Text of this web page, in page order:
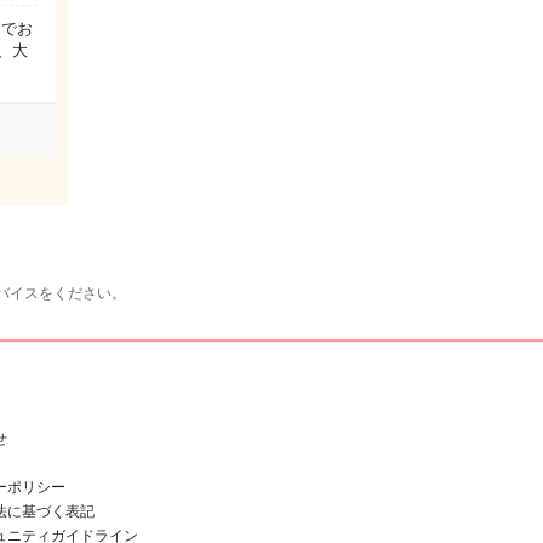
お
大
スをください。
ポリシー
に基づく表記
ニティガイドライン